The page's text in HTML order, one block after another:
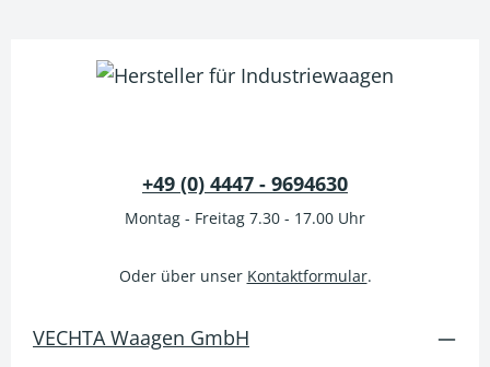
+49 (0) 4447 - 9694630
Montag - Freitag 7.30 - 17.00 Uhr
Oder über unser Kontaktformular.
VECHTA Waagen GmbH